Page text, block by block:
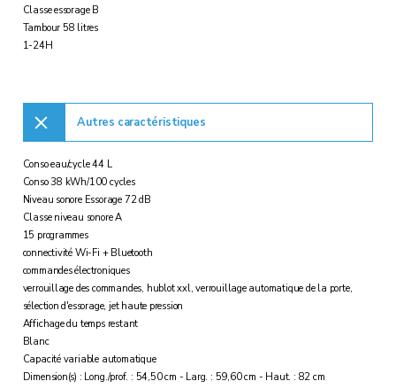
Classe essorage B
Tambour 58 litres
1-24H
Autres caractéristiques
Conso eau/cycle 44 L
Conso 38 kWh/100 cycles
Niveau sonore Essorage 72 dB
Classe niveau sonore A
15 programmes
connectivité Wi-Fi + Bluetooth
commandes électroniques
verrouillage des commandes, hublot xxl, verrouillage automatique de la porte,
sélection d'essorage, jet haute pression
Affichage du temps restant
Blanc
Capacité variable automatique
Dimension(s) : Long./prof. : 54,50 cm - Larg. : 59,60 cm - Haut. : 82 cm